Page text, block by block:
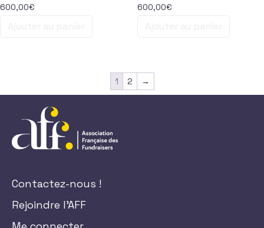
600,00€
600,00€
1 2 →
Contactez-nous !
Rejoindre l'AFF